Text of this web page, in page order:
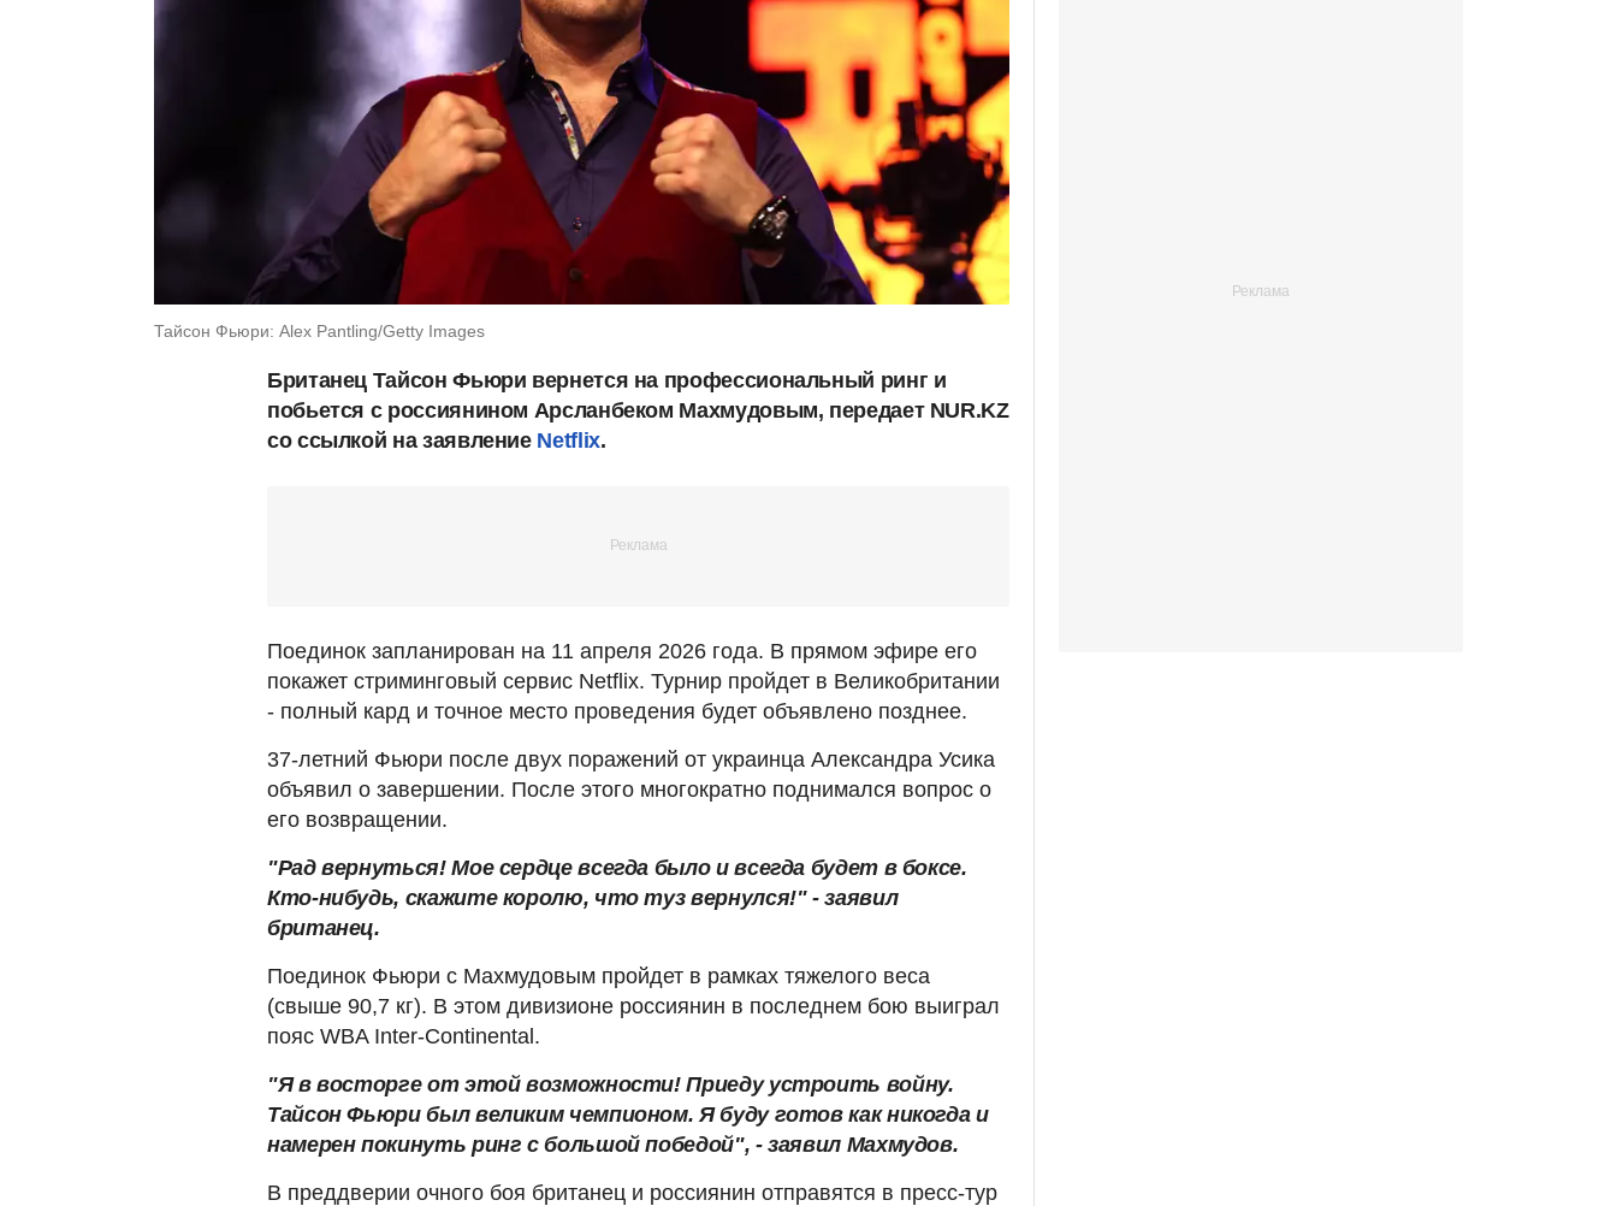
Тайсон Фьюри: Alex Pantling/Getty Images
Британец Тайсон Фьюри вернется на профессиональный ринг и
побьется с россиянином Арсланбеком Махмудовым, передает NUR.KZ
со ссылкой на заявление Netflix.
Поединок запланирован на 11 апреля 2026 года. В прямом эфире его
покажет стриминговый сервис Netflix. Турнир пройдет в Великобритании
- полный кард и точное место проведения будет объявлено позднее.
37-летний Фьюри после двух поражений от украинца Александра Усика
объявил о завершении. После этого многократно поднимался вопрос о
его возвращении.
"Рад вернуться! Мое сердце всегда было и всегда будет в боксе.
Кто-нибудь, скажите королю, что туз вернулся!" - заявил
британец.
Поединок Фьюри с Махмудовым пройдет в рамках тяжелого веса
(свыше 90,7 кг). В этом дивизионе россиянин в последнем бою выиграл
пояс WBA Inter-Continental.
"Я в восторге от этой возможности! Приеду устроить войну.
Тайсон Фьюри был великим чемпионом. Я буду готов как никогда и
намерен покинуть ринг с большой победой", - заявил Махмудов.
В преддверии очного боя британец и россиянин отправятся в пресс-тур